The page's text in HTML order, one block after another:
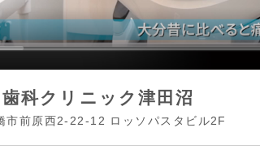
科クリニック津田沼
市前原西2-22-12 ロッソパスタビル2F